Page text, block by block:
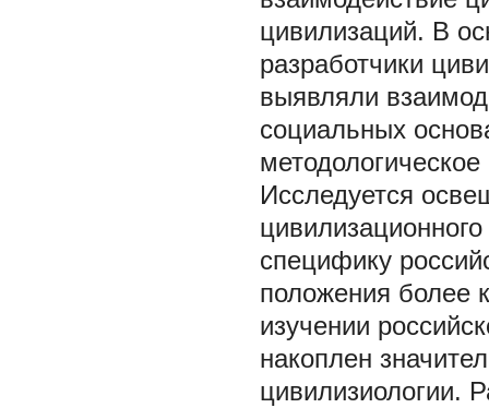
цивилизаций. В
разработчики
выявляли
социальных
Исследуется
специфику
положения более
изучении
накоплен
цивилизиологии.